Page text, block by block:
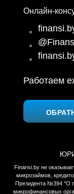
Онлайн-
Работаем
Finansi.by не
микрозаймов,
Президента №394 "О
микрофинансовых